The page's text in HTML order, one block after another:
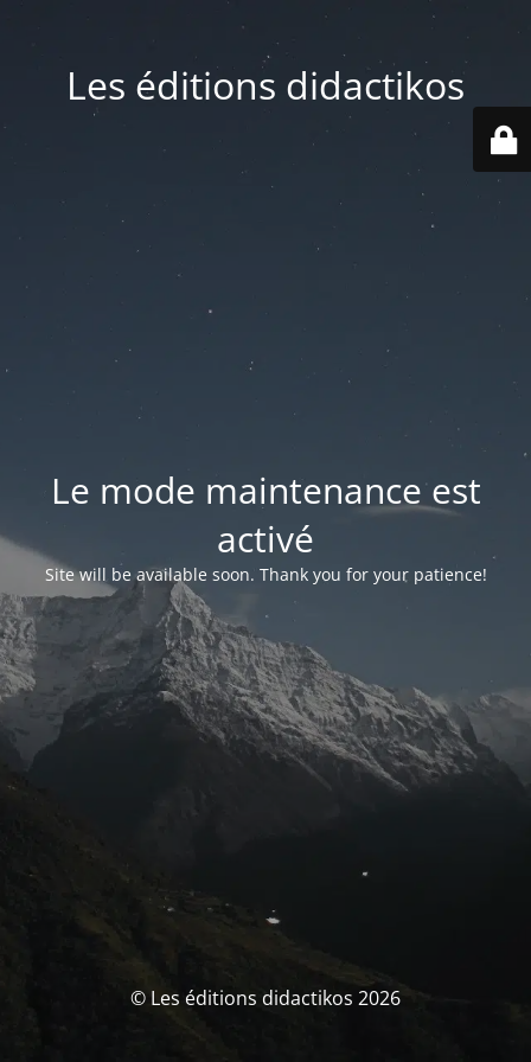
Les éditions didactikos
Le mode maintenance est
activé
Site will be available soon. Thank you for your patience!
© Les éditions didactikos 2026